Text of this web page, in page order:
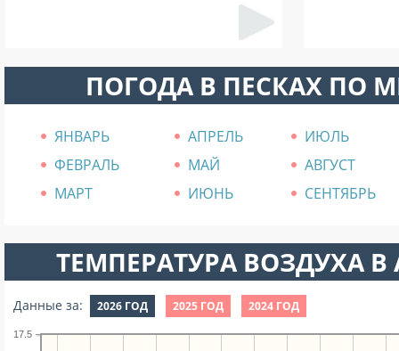
ПОГОДА В ПЕСКАХ ПО
ЯНВАРЬ АПРЕЛЬ
ИЮЛЬ
ФЕВРАЛЬ
МАЙ
АВГУСТ
МАРТ
ИЮНЬ СЕНТЯБРЬ
ТЕМПЕРАТУРА ВОЗДУХА В
Данные за: 2026 ГОД 2025 ГОД 2024 ГОД
17.5